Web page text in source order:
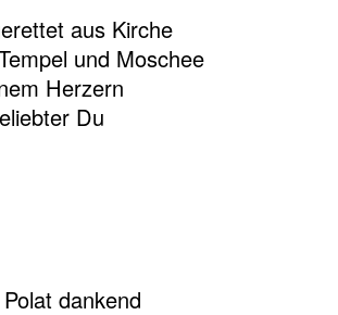
aus Kirche
und Moschee
Herzern
Du
dankend